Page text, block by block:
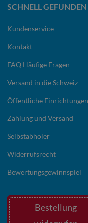
SCHNELL GEFUNDEN
Kundenservice
Kontakt
FAQ Häufige Fragen
Versand in die Schweiz
Öffentliche Einrichtungen
Zahlung und Versand
Selbstabholer
Widerrufsrecht
Bewertungsgewinnspiel
Bestellung